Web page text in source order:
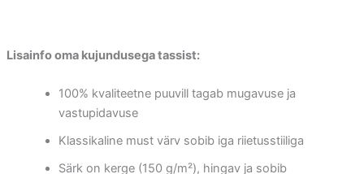
Lisainfo oma kujundusega tassist:
100% kvaliteetne puuvill tagab mugavuse ja
vastupidavuse
Klassikaline must värv sobib iga riietusstiiliga
Särk on kerge (150 g/m²), hingav ja sobib